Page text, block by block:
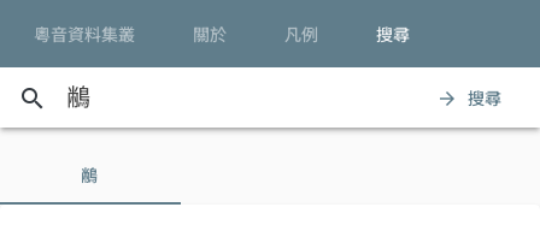
粵音資料集叢 關於 凡例 搜尋
search arrow_forward 搜尋
䳤